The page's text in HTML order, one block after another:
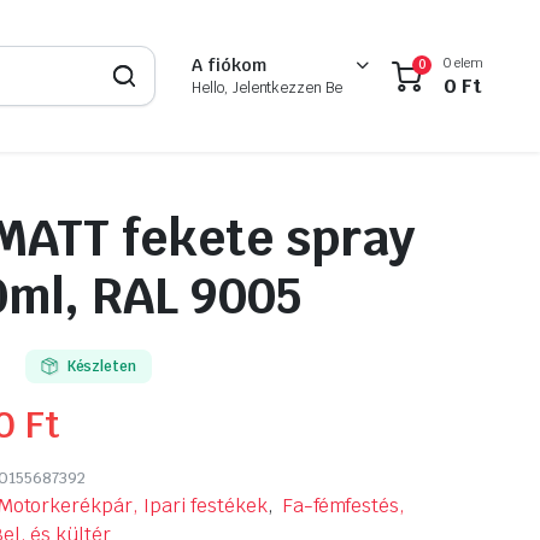
A fiókom
Hello, Jelentkezzen Be
0 0 elem
0 Ft
fekete spray
RAL 9005
Készleten
Ft
Ipari festékek, Fa-fémfestés,
és kültér